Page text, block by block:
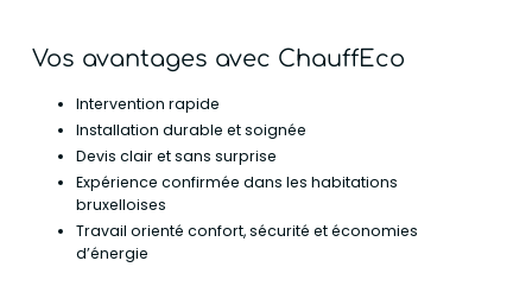
Vos avantages avec ChauffEco
Intervention rapide
Installation durable et soignée
Devis clair et sans surprise
Expérience confirmée dans les habitations
bruxelloises
Travail orienté confort, sécurité et économies
d’énergie